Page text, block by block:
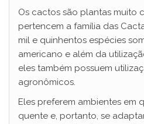
Os cactos são plantas muito
pertencem a família das
mil e quinhentos espécies
americano e além da
eles também possuem
agronômicos.
Eles preferem ambientes em
quente e, portanto, se